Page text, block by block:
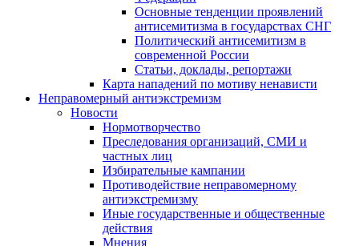
Основные тенденции проявлений
антисемитизма в государствах СНГ
Политический антисемитизм в
современной России
Статьи, доклады, репортажи
Карта нападений по мотиву ненависти
Неправомерный антиэкстремизм
Новости
Нормотворчество
Преследования организаций, СМИ и
частных лиц
Избирательные кампании
Противодействие неправомерному
антиэкстремизму
Иные государственные и общественные
действия
Мнения